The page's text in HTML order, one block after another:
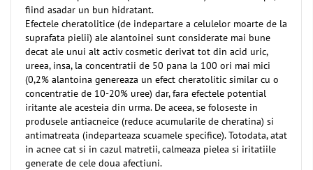
fiind asadar un bun hidratant.
Efectele cheratolitice (de indepartare a celulelor moarte de la
suprafata pielii) ale alantoinei sunt considerate mai bune
decat ale unui alt activ cosmetic derivat tot din acid uric,
ureea, insa, la concentratii de 50 pana la 100 ori mai mici
(0,2% alantoina genereaza un efect cheratolitic similar cu o
concentratie de 10-20% uree) dar, fara efectele potential
iritante ale acesteia din urma. De aceea, se foloseste in
produsele antiacneice (reduce acumularile de cheratina) si
antimatreata (indeparteaza scuamele specifice). Totodata, atat
in acnee cat si in cazul matretii, calmeaza pielea si iritatiile
generate de cele doua afectiuni.